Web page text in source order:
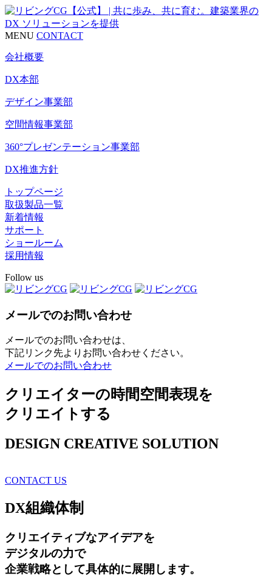
MENU CONTACT
会社概要
DX本部
デザイン事業部
空間情報事業部
360°プレゼンテーション事業部
DX推進方針
トップページ
取扱製品一覧
新着情報
サポート
ショールーム
採用情報
Follow us
メールでのお問い合わせ
メールでのお問い合わせは、
下記リンク先よりお問い合わせください。
メールでのお問い合わせ
クリエイターの時間空間表現を
クリエイトする
DESIGN CREATIVE SOLUTION
CONTACT US
DX組織体制
クリエイティブなアイデアを
デジタルの力で
企業戦略として具体的に展開します。